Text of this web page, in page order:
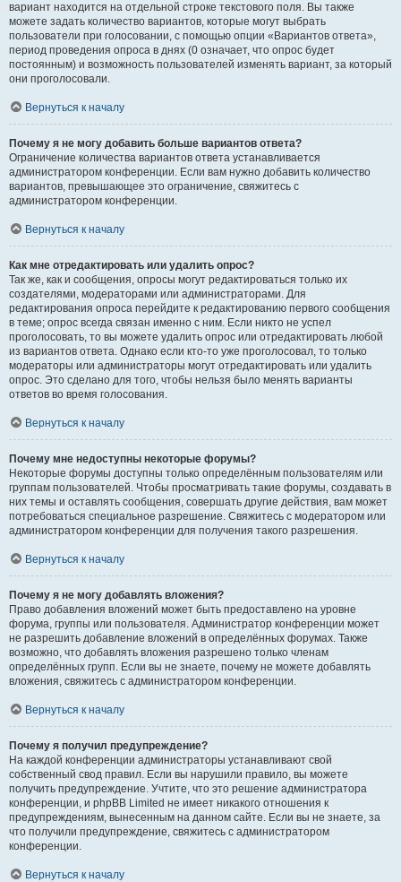
вариант находится на отдельной строке текстового поля. Вы также
можете задать количество вариантов, которые могут выбрать
пользователи при голосовании, с помощью опции «Вариантов ответа»,
период проведения опроса в днях (0 означает, что опрос будет
постоянным) и возможность пользователей изменять вариант, за который
они проголосовали.
Вернуться к началу
Почему я не могу добавить больше вариантов ответа?
Ограничение количества вариантов ответа устанавливается
администратором конференции. Если вам нужно добавить количество
вариантов, превышающее это ограничение, свяжитесь с
администратором конференции.
Вернуться к началу
Как мне отредактировать или удалить опрос?
Так же, как и сообщения, опросы могут редактироваться только их
создателями, модераторами или администраторами. Для
редактирования опроса перейдите к редактированию первого сообщения
в теме; опрос всегда связан именно с ним. Если никто не успел
проголосовать, то вы можете удалить опрос или отредактировать любой
из вариантов ответа. Однако если кто-то уже проголосовал, то только
модераторы или администраторы могут отредактировать или удалить
опрос. Это сделано для того, чтобы нельзя было менять варианты
ответов во время голосования.
Вернуться к началу
Почему мне недоступны некоторые форумы?
Некоторые форумы доступны только определённым пользователям или
группам пользователей. Чтобы просматривать такие форумы, создавать в
них темы и оставлять сообщения, совершать другие действия, вам может
потребоваться специальное разрешение. Свяжитесь с модератором или
администратором конференции для получения такого разрешения.
Вернуться к началу
Почему я не могу добавлять вложения?
Право добавления вложений может быть предоставлено на уровне
форума, группы или пользователя. Администратор конференции может
не разрешить добавление вложений в определённых форумах. Также
возможно, что добавлять вложения разрешено только членам
определённых групп. Если вы не знаете, почему не можете добавлять
вложения, свяжитесь с администратором конференции.
Вернуться к началу
Почему я получил предупреждение?
На каждой конференции администраторы устанавливают свой
собственный свод правил. Если вы нарушили правило, вы можете
получить предупреждение. Учтите, что это решение администратора
конференции, и phpBB Limited не имеет никакого отношения к
предупреждениям, вынесенным на данном сайте. Если вы не знаете, за
что получили предупреждение, свяжитесь с администратором
конференции.
Вернуться к началу